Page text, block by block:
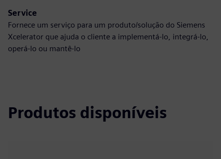
Service
Fornece um serviço para um produto/solução do Siemens
Xcelerator que ajuda o cliente a implementá-lo, integrá-lo,
operá-lo ou mantê-lo
Produtos disponíveis